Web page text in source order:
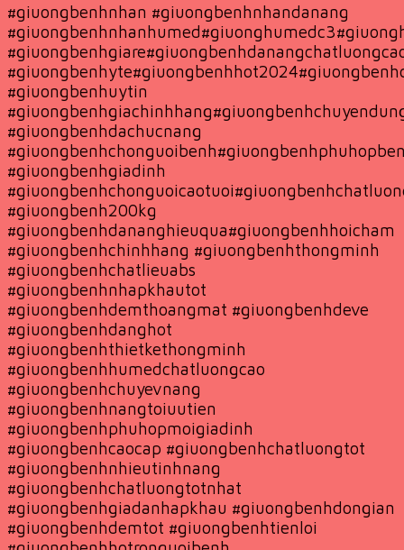
#giuongbenhnhan #giuongbenhnhandanang
#giuongbenhuytin
#giuongbenhdachucnang
#giuongbenhgiadinh
#giuongbenh200kg
#giuongbenhdananghieuqua#giuongbenhhoicham
#giuongbenhchinhhang #giuongbenhthongminh
#giuongbenhchatlieuabs
#giuongbenhnhapkhautot
#giuongbenhdemthoangmat #giuongbenhdeve
#giuongbenhdanghot
#giuongbenhthietkethongminh
#giuongbenhhumedchatluongcao
#giuongbenhchuyevnang
#giuongbenhnangtoiuutien
#giuongbenhphuhopmoigiadinh
#giuongbenhcaocap #giuongbenhchatluongtot
#giuongbenhnhieutinhnang
#giuongbenhchatluongtotnhat
#giuongbenhgiadanhapkhau #giuongbenhdongian
#giuongbenhdemtot #giuongbenhtienloi